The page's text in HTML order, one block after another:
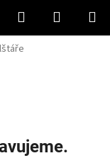
Hledat
KOŠÍK